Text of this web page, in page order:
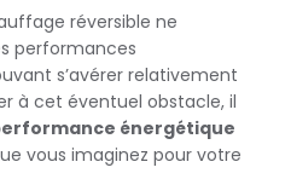
réversible ne
performances
s’avérer relativement
à cet éventuel obstacle, il
énergétique
vous imaginez pour votre